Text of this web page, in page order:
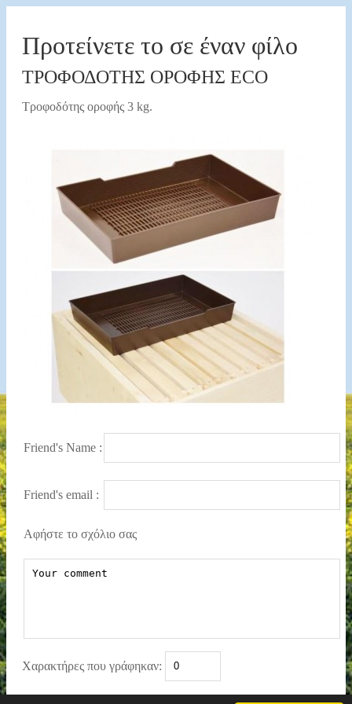
Προτείνετε το σε έναν φίλο
ΤΡΟΦΟΔΟΤΗΣ ΟΡΟΦΗΣ ECO
Τροφοδότης οροφής 3 kg.
Friend's Name :
Friend's email :
Αφήστε το σχόλιο σας
Χαρακτήρες που γράφηκαν: